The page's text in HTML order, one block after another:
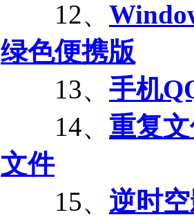
12、
绿色便携版
13、 手机
14、 重复
文件
15、 逆时